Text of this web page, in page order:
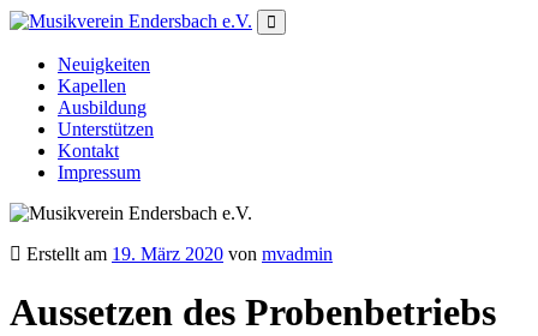
Neuigkeiten
Kapellen
Ausbildung
Unterstützen
Kontakt
Impressum
Erstellt am 19. März 2020 von mvadmin
Aussetzen des Probenbetriebs